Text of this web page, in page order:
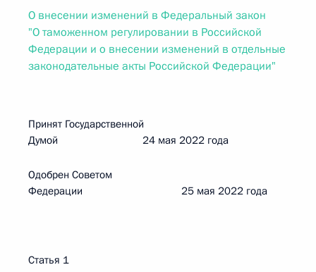
О внесении изменений в Федеральный закон
"О таможенном регулировании в Российской
Федерации и о внесении изменений в отдельные
законодательные акты Российской Федерации"
Принят Государственной
Думой 24 мая 2022 года
Одобрен Советом
Федерации 25 мая 2022 года
Статья 1